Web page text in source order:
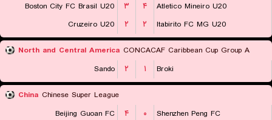
Boston City FC Brasil U20
۳ ۴
Atletico Mineiro U20
Cruzeiro U20
۲ ۲ Itabirito FC MG U20
North and Central America CONCACAF Caribbean Cup Group A
Sando
۲ ۱ Broki
China Chinese Super League
Beijing Guoan FC
۴ ۰ Shenzhen Peng FC